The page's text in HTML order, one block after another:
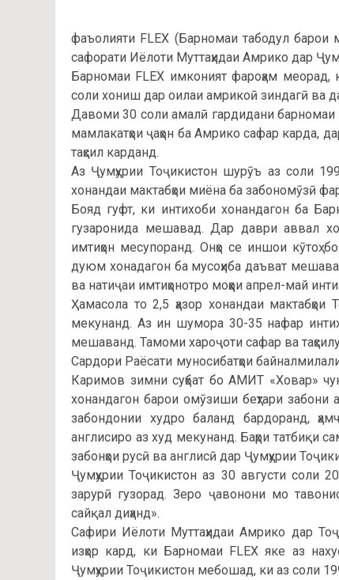
фаъолияти FLEX (Барномаи табодул барои
сафорати Иёлоти Муттаҳидаи Амрико дар
Барномаи FLEX имконият фароҳам
соли хониш дар оилаи амрикоӣ зиндагӣ ва
Давоми 30 соли амалӣ гардидани барномаи
мамлакатҳои ҷаҳон ба Амрико сафар карда,
таҳсил карданд.
Аз Ҷумҳурии Тоҷикистон шурӯъ аз соли
хонандаи мактабҳои миёна ба забономӯзӣ
Бояд гуфт, ки интихоби хонандагон ба
гузаронида мешавад. Дар даври аввал
имтиҳон месупоранд. Онҳо се иншои кӯтоҳ
дуюм хонадагон ба мусоҳиба даъват
ва натиҷаи имтиҳонотро моҳҳои апрел-май
Ҳамасола то 2,5 ҳазор хонандаи
мекунанд. Аз ин шумора 30-35 нафар
мешаванд. Тамоми хароҷоти сафар ва
Сардори Раёсати муносибатҳои
Каримов зимни суҳбат бо АМИТ «Ховар»
хонандагон барои омӯзиши беҳтари
забондонии худро баланд бардоранд,
англисиро аз худ мекунанд. Баҳри татбиқи
забонҳои русӣ ва англисӣ дар Ҷумҳурии
Ҷумҳурии Тоҷикистон аз 30 августи соли
зарурӣ гузорад. Зеро ҷавонони мо
сайқал диҳанд».
Сафири Иёлоти Муттаҳидаи Амрико дар
изҳор кард, ки Барномаи FLEX яке аз
Ҷумҳурии Тоҷикистон мебошад, ки аз соли